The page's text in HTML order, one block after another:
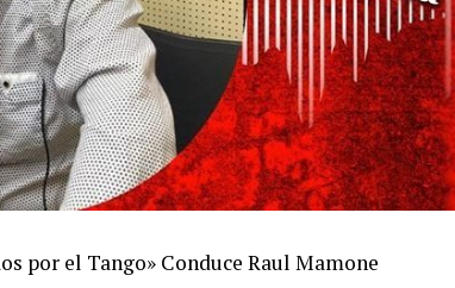
por el Tango» Conduce Raul Mamone